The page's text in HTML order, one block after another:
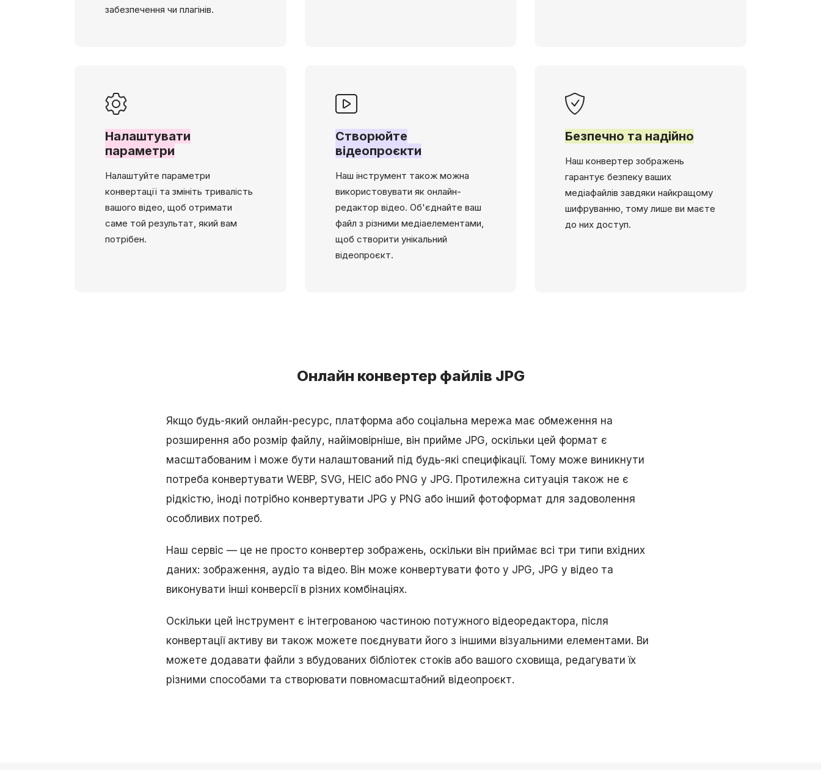
забезпечення чи плагінів.
Налаштувати
параметри
Налаштуйте параметри
конвертації та змініть тривалість
вашого відео, щоб отримати
саме той результат, який вам
потрібен.
Створюйте
відеопроєкти
Наш інструмент також можна
використовувати як онлайн-
редактор відео. Об'єднайте ваш
файл з різними медіаелементами,
щоб створити унікальний
відеопроєкт.
Безпечно та надійно
Наш конвертер зображень
гарантує безпеку ваших
медіафайлів завдяки найкращому
шифруванню, тому лише ви маєте
до них доступ.
Онлайн конвертер файлів JPG
Якщо будь-який онлайн-ресурс, платформа або соціальна мережа має обмеження на
розширення або розмір файлу, найімовірніше, він прийме JPG, оскільки цей формат є
масштабованим і може бути налаштований під будь-які специфікації. Тому може виникнути
потреба конвертувати WEBP, SVG, HEIC або PNG у JPG. Протилежна ситуація також не є
рідкістю, іноді потрібно конвертувати JPG у PNG або інший фотоформат для задоволення
особливих потреб.
Наш сервіс — це не просто конвертер зображень, оскільки він приймає всі три типи вхідних
даних: зображення, аудіо та відео. Він може конвертувати фото у JPG, JPG у відео та
виконувати інші конверсії в різних комбінаціях.
Оскільки цей інструмент є інтегрованою частиною потужного відеоредактора, після
конвертації активу ви також можете поєднувати його з іншими візуальними елементами. Ви
можете додавати файли з вбудованих бібліотек стоків або вашого сховища, редагувати їх
різними способами та створювати повномасштабний відеопроєкт.